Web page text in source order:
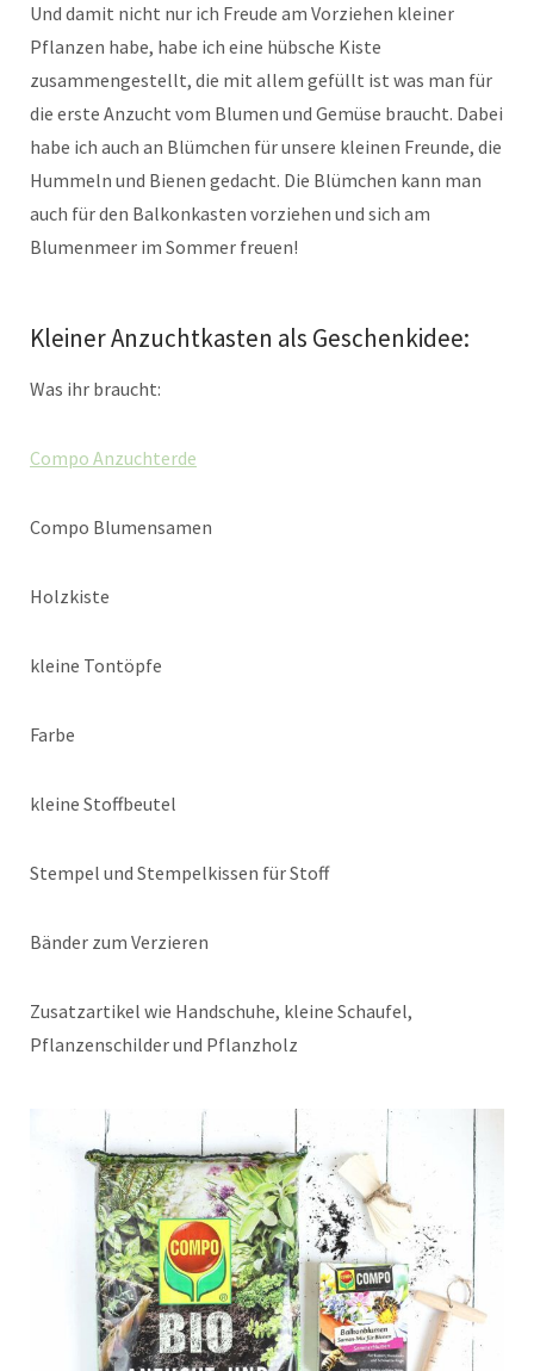
Und damit nicht nur ich Freude am Vorziehen kleiner
Pflanzen habe, habe ich eine hübsche Kiste
zusammengestellt, die mit allem gefüllt ist was man für
die erste Anzucht vom Blumen und Gemüse braucht. Dabei
habe ich auch an Blümchen für unsere kleinen Freunde, die
Hummeln und Bienen gedacht. Die Blümchen kann man
auch für den Balkonkasten vorziehen und sich am
Blumenmeer im Sommer freuen!
Kleiner Anzuchtkasten als Geschenkidee:
Was ihr braucht:
Compo Anzuchterde
Compo Blumensamen
Holzkiste
kleine Tontöpfe
Farbe
kleine Stoffbeutel
Stempel und Stempelkissen für Stoff
Bänder zum Verzieren
Zusatzartikel wie Handschuhe, kleine Schaufel,
Pflanzenschilder und Pflanzholz